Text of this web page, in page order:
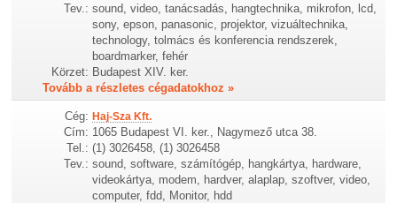
Tev.: sound, video, tanácsadás, hangtechnika, mikrofon, lcd,
sony, epson, panasonic, projektor, vizuáltechnika,
technology, tolmács és konferencia rendszerek,
boardmarker, fehér
Körzet: Budapest XIV. ker.
Tovább a részletes cégadatokhoz »
Cég: Haj-Sza Kft.
Cím: 1065 Budapest VI. ker., Nagymező utca 38.
Tel.: (1) 3026458, (1) 3026458
Tev.: sound, software, számítógép, hangkártya, hardware,
videokártya, modem, hardver, alaplap, szoftver, video,
computer, fdd, Monitor, hdd